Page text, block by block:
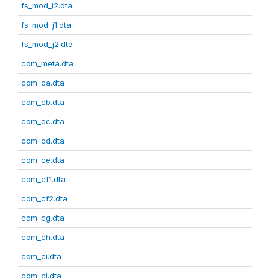
fs_mod_i2.dta
fs_mod_j1.dta
fs_mod_j2.dta
com_meta.dta
com_ca.dta
com_cb.dta
com_cc.dta
com_cd.dta
com_ce.dta
com_cf1.dta
com_cf2.dta
com_cg.dta
com_ch.dta
com_ci.dta
com_cj.dta